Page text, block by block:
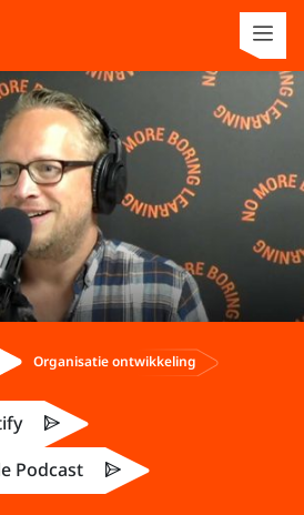
Organisatie ontwikkeling
Podcast